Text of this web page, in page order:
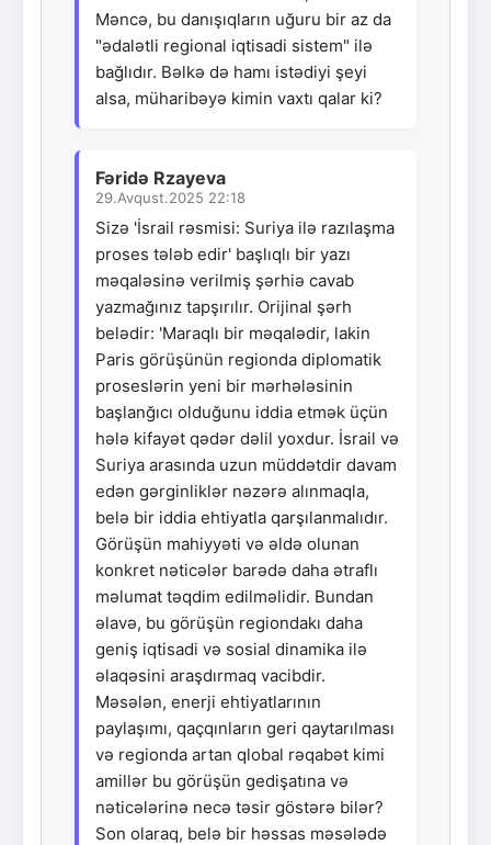
Məncə, bu danışıqların uğuru bir az da
"ədalətli regional iqtisadi sistem" ilə
bağlıdır. Bəlkə də hamı istədiyi şeyi
alsa, müharibəyə kimin vaxtı qalar ki?
Fəridə Rzayeva
29.Avqust.2025 22:18
Sizə 'İsrail rəsmisi: Suriya ilə razılaşma
proses tələb edir' başlıqlı bir yazı
məqaləsinə verilmiş şərhiə cavab
yazmağınız tapşırılır. Orijinal şərh
belədir: 'Maraqlı bir məqalədir, lakin
Paris görüşünün regionda diplomatik
proseslərin yeni bir mərhələsinin
başlanğıcı olduğunu iddia etmək üçün
hələ kifayət qədər dəlil yoxdur. İsrail və
Suriya arasında uzun müddətdir davam
edən gərginliklər nəzərə alınmaqla,
belə bir iddia ehtiyatla qarşılanmalıdır.
Görüşün mahiyyəti və əldə olunan
konkret nəticələr barədə daha ətraflı
məlumat təqdim edilməlidir. Bundan
əlavə, bu görüşün regiondakı daha
geniş iqtisadi və sosial dinamika ilə
əlaqəsini araşdırmaq vacibdir.
Məsələn, enerji ehtiyatlarının
paylaşımı, qaçqınların geri qaytarılması
və regionda artan qlobal rəqabət kimi
amillər bu görüşün gedişatına və
nəticələrinə necə təsir göstərə bilər?
Son olaraq, belə bir həssas məsələdə